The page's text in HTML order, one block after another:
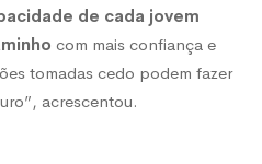
de cada jovem
com mais confiança e
tomadas cedo podem fazer
acrescentou.